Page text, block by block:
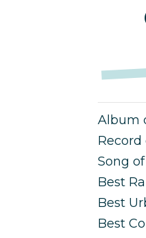
Album
Record
Song
Best
Best
Best